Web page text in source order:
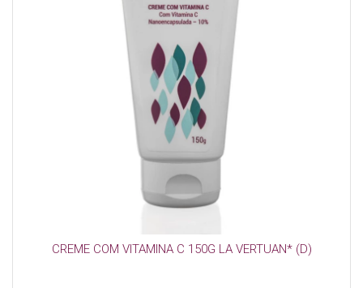
CREME COM VITAMINA C 150G LA VERTUAN* (D)